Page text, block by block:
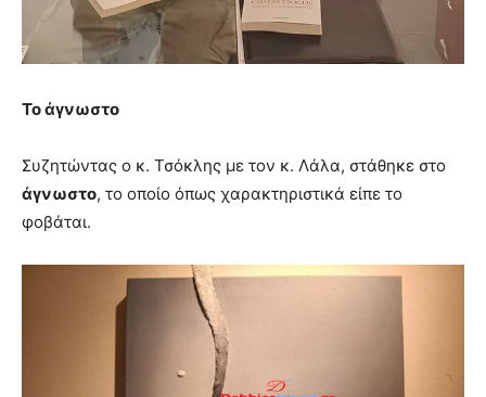
Το άγνωστο
Συζητώντας ο κ. Τσόκλης με τον κ. Λάλα, στάθηκε στο
άγνωστο, το οποίο όπως χαρακτηριστικά είπε το
φοβάται.